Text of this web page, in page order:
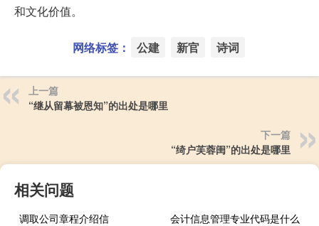
和文化价值。
网络标签： 公建 新官 诗词
上一篇
“继从留幕被恩知”的出处是哪里
下一篇
“绮户芙蓉闺”的出处是哪里
相关问题
调取公司章程介绍信
会计信息管理专业代码是什么